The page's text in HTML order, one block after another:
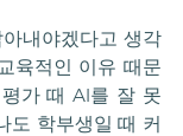
아내야겠다고 생각
육적인 이유 때문
가 때 AI를 잘 못
도 학부생일 때 커